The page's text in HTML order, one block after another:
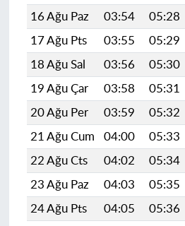
16 Ağu Paz
03:54 05:28
17 Ağu Pts
03:55 05:29
18 Ağu Sal
03:56 05:30
19 Ağu Çar
03:58 05:31
20 Ağu Per
03:59 05:32
21 Ağu Cum
04:00 05:33
22 Ağu Cts
04:02 05:34
23 Ağu Paz
04:03 05:35
24 Ağu Pts
04:05 05:36